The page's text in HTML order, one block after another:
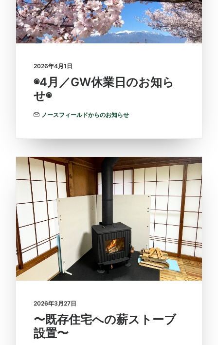
2026年4月1日
◉4月／GW休業日のお知ら
せ◉
ノースフィールドからのお知らせ
2026年3月27日
〜既存住宅への薪ストーブ
設置〜